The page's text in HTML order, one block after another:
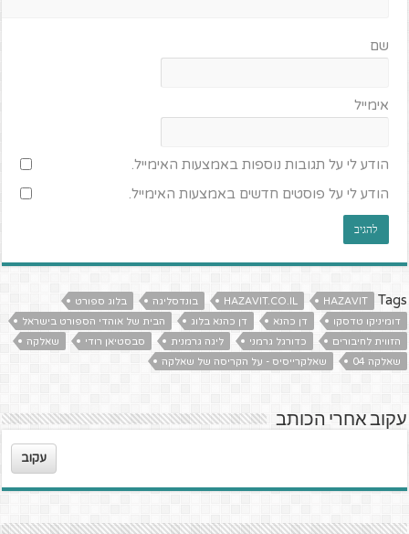
שם
אימייל
הודע לי על תגובות נוספות באמצעות האימייל.
הודע לי על פוסטים חדשים באמצעות האימייל.
Tags
HAZAVIT
HAZAVIT.CO.IL בונדסליגה
בלוג ספורט
דומיניקו טדסקו
דן כהנא דן כהנא בלוג
הבית של אוהדי הספורט בישראל
הזווית לחיבורים
כדורגל גרמני ליגה גרמנית סבסטיאן רודי
שאלקה
שאלקה 04
שאלקרייסיס - על הקריסה של שאלקה
עקוב אחרי הכותב
עקוב